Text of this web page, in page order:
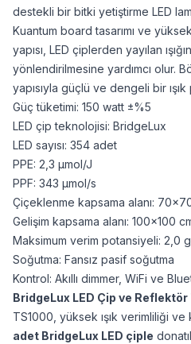
destekli bir bitki yetiştirme LED
Kuantum board tasarımı ve
yapısı, LED çiplerden yayılan
yönlendirilmesine yardımcı olur.
yapısıyla güçlü ve dengeli bir
Güç tüketimi: 150 watt ±%5
LED çip teknolojisi: BridgeLux
LED sayısı: 354 adet
PPE: 2,3 μmol/J
PPF: 343 μmol/s
Çiçeklenme kapsama alanı:
Gelişim kapsama alanı: 100×100
Maksimum verim potansiyeli: 2,0
Soğutma: Fansız pasif soğutma
Kontrol: Akıllı dimmer, WiFi ve
BridgeLux LED Çip ve
TS1000, yüksek ışık verimliliği
adet BridgeLux LED çiple